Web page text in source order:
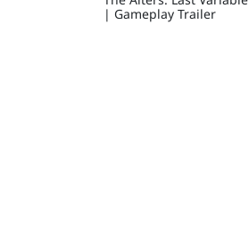
| Gameplay Trailer